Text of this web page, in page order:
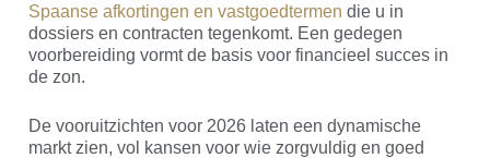
Spaanse afkortingen en vastgoedtermen die u in
dossiers en contracten tegenkomt. Een gedegen
voorbereiding vormt de basis voor financieel succes in
de zon.
De vooruitzichten voor 2026 laten een dynamische
markt zien, vol kansen voor wie zorgvuldig en goed